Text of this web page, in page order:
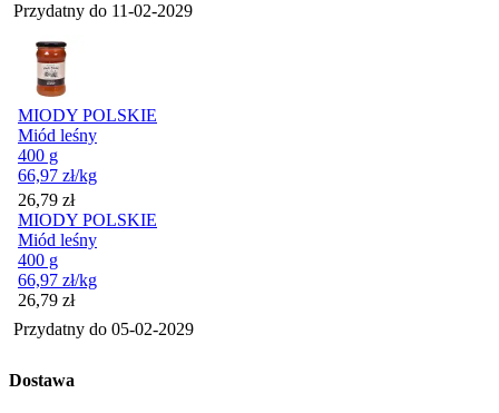
Przydatny do 11-02-2029
MIODY POLSKIE
Miód leśny
400 g
66,97 zł/kg
Cena
26,79 zł
MIODY POLSKIE
Miód leśny
400 g
66,97 zł/kg
Cena
26,79 zł
Przydatny do 05-02-2029
Dostawa